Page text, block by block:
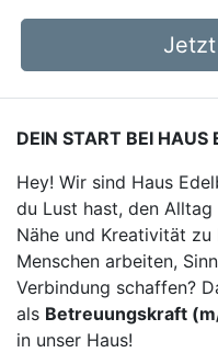
DEIN START BEI HAUS
Hey! Wir sind Haus
du Lust hast, den
Nähe und Kreativität
Menschen arbeiten,
Verbindung schaffen?
als Betreuungskraft
in unser Haus!